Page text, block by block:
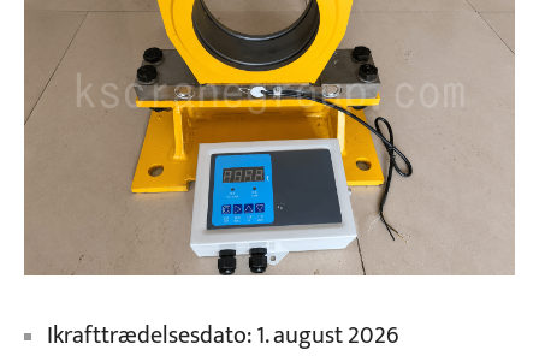
Ikrafttrædelsesdato: 1. august 2026